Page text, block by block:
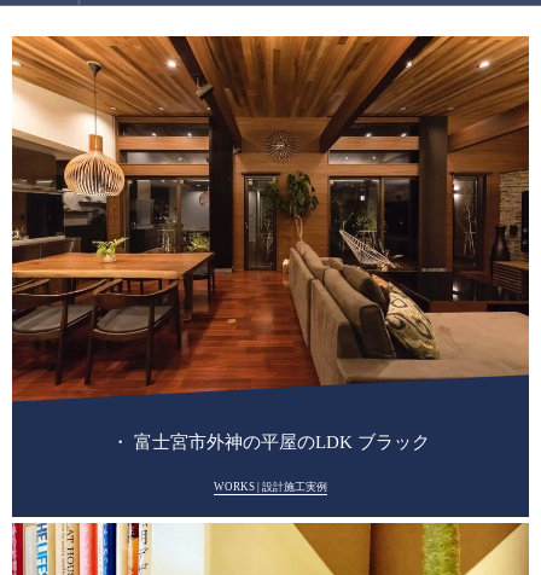
・ 富士宮市外神の平屋のLDK ブラック
WORKS | 設計施工実例